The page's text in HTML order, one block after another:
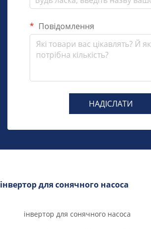
Повідомлення
НАДІСЛАТИ
інвертор для сонячного насоса
інвертор для сонячного насоса